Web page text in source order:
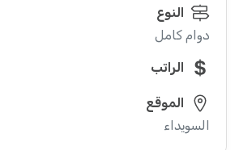
النوع
دوام كامل
الراتب
الموقع
السويداء